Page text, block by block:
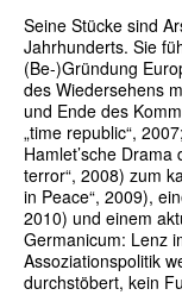
Seine Stücke sind
Jahrhunderts. Sie
(Be-)Gründung
des Wiedersehens
und Ende des
„time republic“,
Hamlet’sche
terror“, 2008) zum
in Peace“, 2009),
2010) und einem
Germanicum: Lenz
Assoziationspolitik
durchstöbert, kein